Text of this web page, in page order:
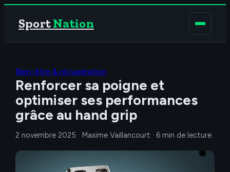
SportNation
Bien-être & récupération
Renforcer sa poigne et
optimiser ses performances
grâce au hand grip
2 novembre 2025 · Maxime Vaillancourt · 6 min de lecture